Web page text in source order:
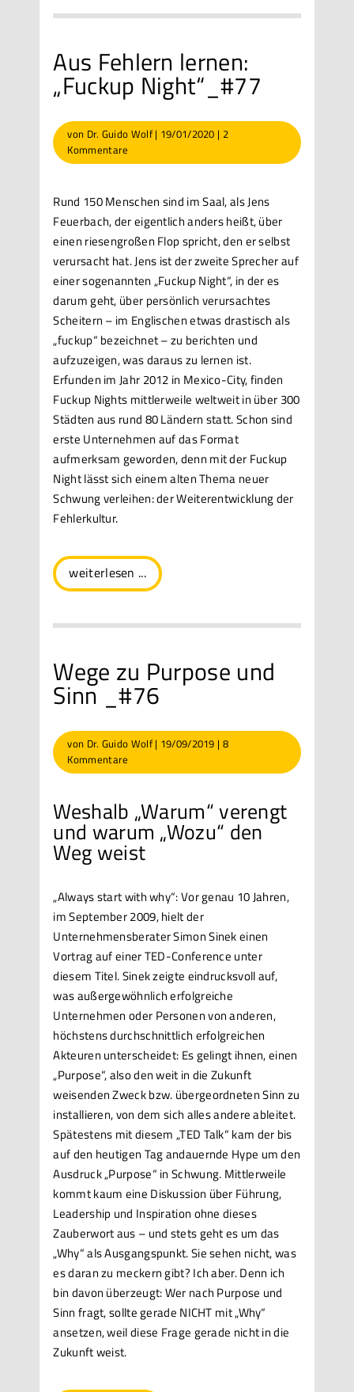
Aus Fehlern lernen:
„Fuckup Night“_#77
von Dr. Guido Wolf| 19/01/2020 | 2
Kommentare
Rund 150 Menschen sind im Saal, als Jens
Feuerbach, der eigentlich anders heißt, über
einen riesengroßen Flop spricht, den er selbst
verursacht hat. Jens ist der zweite Sprecher auf
einer sogenannten „Fuckup Night“, in der es
darum geht, über persönlich verursachtes
Scheitern – im Englischen etwas drastisch als
„fuckup“ bezeichnet – zu berichten und
aufzuzeigen, was daraus zu lernen ist.
Erfunden im Jahr 2012 in Mexico-City, finden
Fuckup Nights mittlerweile weltweit in über 300
Städten aus rund 80 Ländern statt. Schon sind
erste Unternehmen auf das Format
aufmerksam geworden, denn mit der Fuckup
Night lässt sich einem alten Thema neuer
Schwung verleihen: der Weiterentwicklung der
Fehlerkultur.
weiterlesen ...
Wege zu Purpose und
Sinn _#76
von Dr. Guido Wolf| 19/09/2019 | 8
Kommentare
Weshalb „Warum“ verengt
und warum „Wozu“ den
Weg weist
„Always start with why“: Vor genau 10 Jahren,
im September 2009, hielt der
Unternehmensberater Simon Sinek einen
Vortrag auf einer TED-Conference unter
diesem Titel. Sinek zeigte eindrucksvoll auf,
was außergewöhnlich erfolgreiche
Unternehmen oder Personen von anderen,
höchstens durchschnittlich erfolgreichen
Akteuren unterscheidet: Es gelingt ihnen, einen
„Purpose“, also den weit in die Zukunft
weisenden Zweck bzw. übergeordneten Sinn zu
installieren, von dem sich alles andere ableitet.
Spätestens mit diesem „TED Talk“ kam der bis
auf den heutigen Tag andauernde Hype um den
Ausdruck „Purpose“ in Schwung. Mittlerweile
kommt kaum eine Diskussion über Führung,
Leadership und Inspiration ohne dieses
Zauberwort aus – und stets geht es um das
„Why“ als Ausgangspunkt. Sie sehen nicht, was
es daran zu meckern gibt? Ich aber. Denn ich
bin davon überzeugt: Wer nach Purpose und
Sinn fragt, sollte gerade NICHT mit „Why“
ansetzen, weil diese Frage gerade nicht in die
Zukunft weist.